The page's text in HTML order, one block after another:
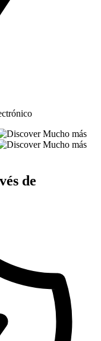
Mucho más
Mucho más
de